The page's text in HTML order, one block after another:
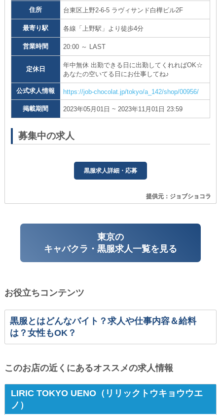
住所 台東区上野2-6-5 ラヴィサンド白樺ビル2F
最寄り駅 各線「上野駅」より徒歩4分
営業時間 20:00 ～ LAST
定休日
年中無休 出勤できる日に出勤してくれればOK☆
あなたの空いてる日にお仕事してね♪
公式求人情報 https://job-chocolat.jp/tokyo/a_142/shop/00956/
掲載期間 2023年05月01日 ~ 2023年11月01日 23:59
募集中の求人
黒服求人詳細・応募
提供元：ジョブショコラ
東京の
キャバクラ・黒服求人一覧を見る
お役立ちコンテンツ
黒服とはどんなバイト？求人や仕事内容＆給料
は？女性もOK？
このお店の近くにあるオススメの求人情報
LIRIC TOKYO UENO（リリックトウキョウウエ
ノ）